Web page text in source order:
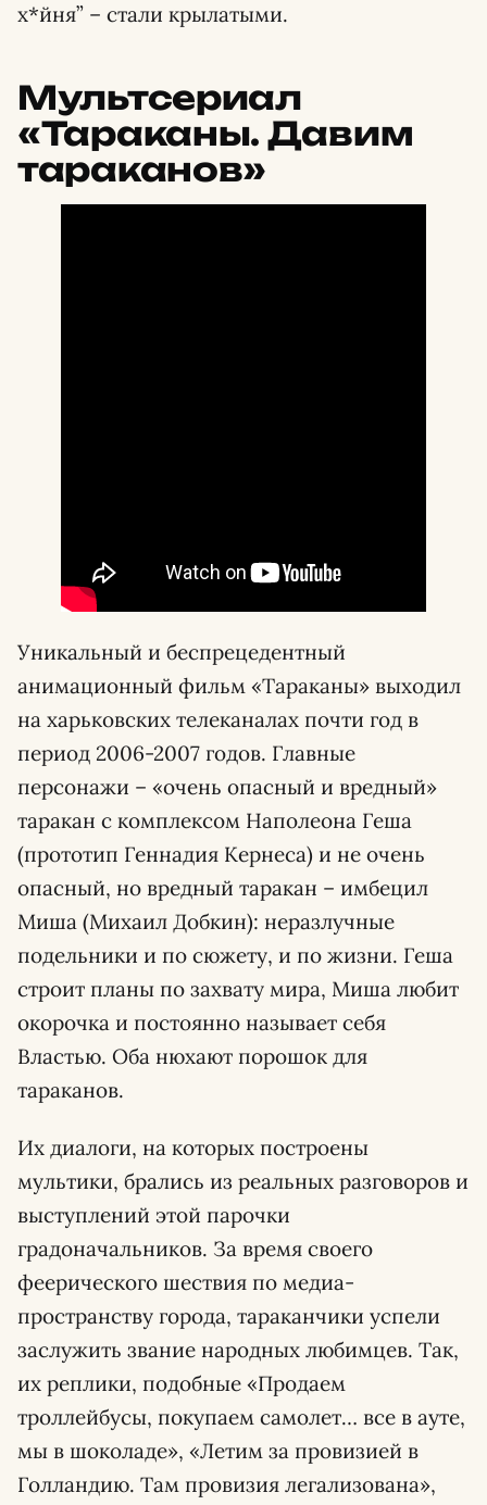
х*йня” – стали крылатыми.
Мультсериал
«Тараканы. Давим
тараканов»
Уникальный и беспрецедентный
анимационный фильм «Тараканы» выходил
на харьковских телеканалах почти год в
период 2006-2007 годов. Главные
персонажи – «очень опасный и вредный»
таракан с комплексом Наполеона Геша
(прототип Геннадия Кернеса) и не очень
опасный, но вредный таракан – имбецил
Миша (Михаил Добкин): неразлучные
подельники и по сюжету, и по жизни. Геша
строит планы по захвату мира, Миша любит
окорочка и постоянно называет себя
Властью. Оба нюхают порошок для
тараканов.
Их диалоги, на которых построены
мультики, брались из реальных разговоров и
выступлений этой парочки
градоначальников. За время своего
феерического шествия по медиа-
пространству города, тараканчики успели
заслужить звание народных любимцев. Так,
их реплики, подобные «Продаем
троллейбусы, покупаем самолет… все в ауте,
мы в шоколаде», «Летим за провизией в
Голландию. Там провизия легализована»,